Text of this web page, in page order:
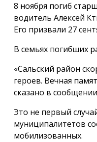
8 ноября погиб
водитель Алексей
Его призвали 27
В семьях погибших
«Сальский район
героев. Вечная
сказано в
Это не первый
муниципалитетов
мобилизованных.